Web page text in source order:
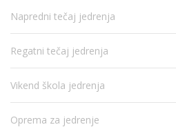
Napredni tečaj jedrenja
Regatni tečaj jedrenja
Vikend škola jedrenja
Oprema za jedrenje